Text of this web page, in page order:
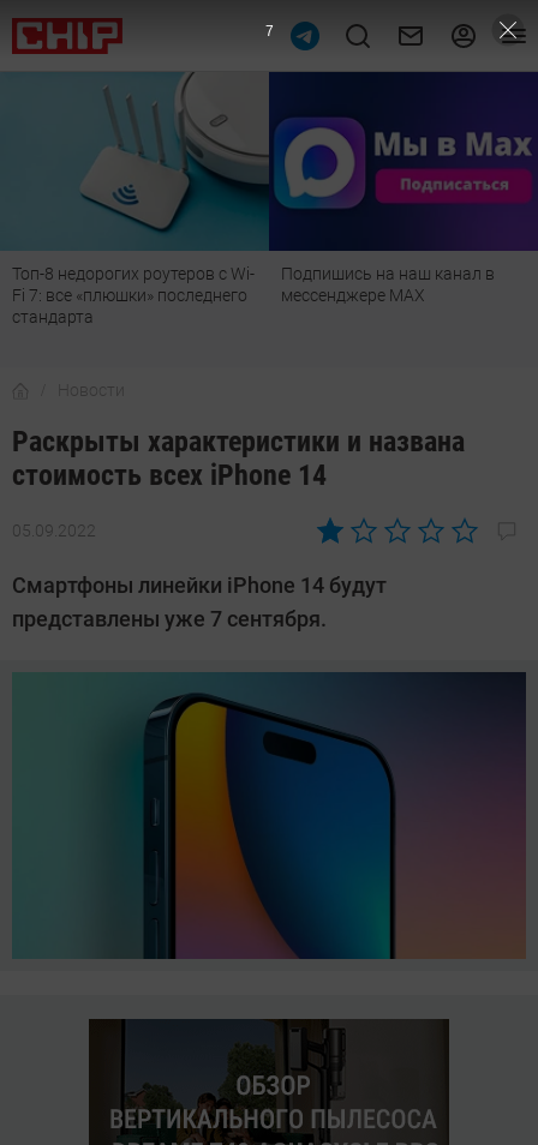
Подпишись на наш канал в
мессенджере МАХ
Рейтинг телевизоров 2026:
лучшие модели для гостиной,
Новости
Раскрыты характеристики и названа
стоимость всех iPhone 14
05.09.2022
Автор:
Калашников
Смартфоны линейки iPhone 14 будут
представлены уже 7 сентября.
6